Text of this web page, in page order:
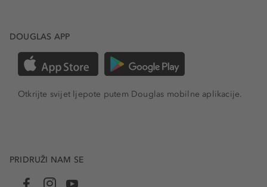
DOUGLAS APP
Otkrijte svijet ljepote putem Douglas mobilne aplikacije.
PRIDRUŽI NAM SE